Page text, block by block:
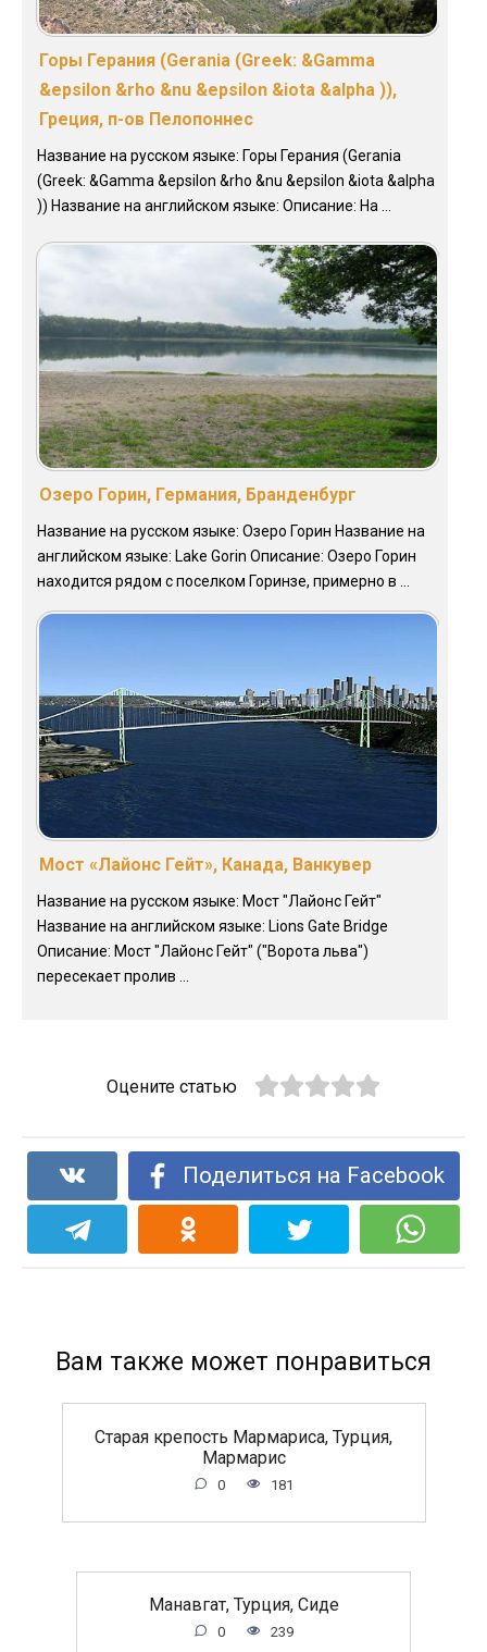
Горы Герания (Gerania (Greek: &Gamma
&epsilon &rho &nu &epsilon &iota &alpha )),
Греция, п-ов Пелопоннес
Название на русском языке: Горы Герания (Gerania
(Greek: &Gamma &epsilon &rho &nu &epsilon &iota &alpha
)) Название на английском языке: Описание: На ...
Озеро Горин, Германия, Бранденбург
Название на русском языке: Озеро Горин Название на
английском языке: Lake Gorin Описание: Озеро Горин
находится рядом с поселком Горинзе, примерно в ...
Мост «Лайонс Гейт», Канада, Ванкувер
Название на русском языке: Мост "Лайонс Гейт"
Название на английском языке: Lions Gate Bridge
Описание: Мост "Лайонс Гейт" ("Ворота льва")
пересекает пролив ...
Оцените статью
Поделиться на Facebook
Вам также может понравиться
Старая крепость Мармариса, Турция,
Мармарис
0 181
Манавгат, Турция, Сиде
0 239